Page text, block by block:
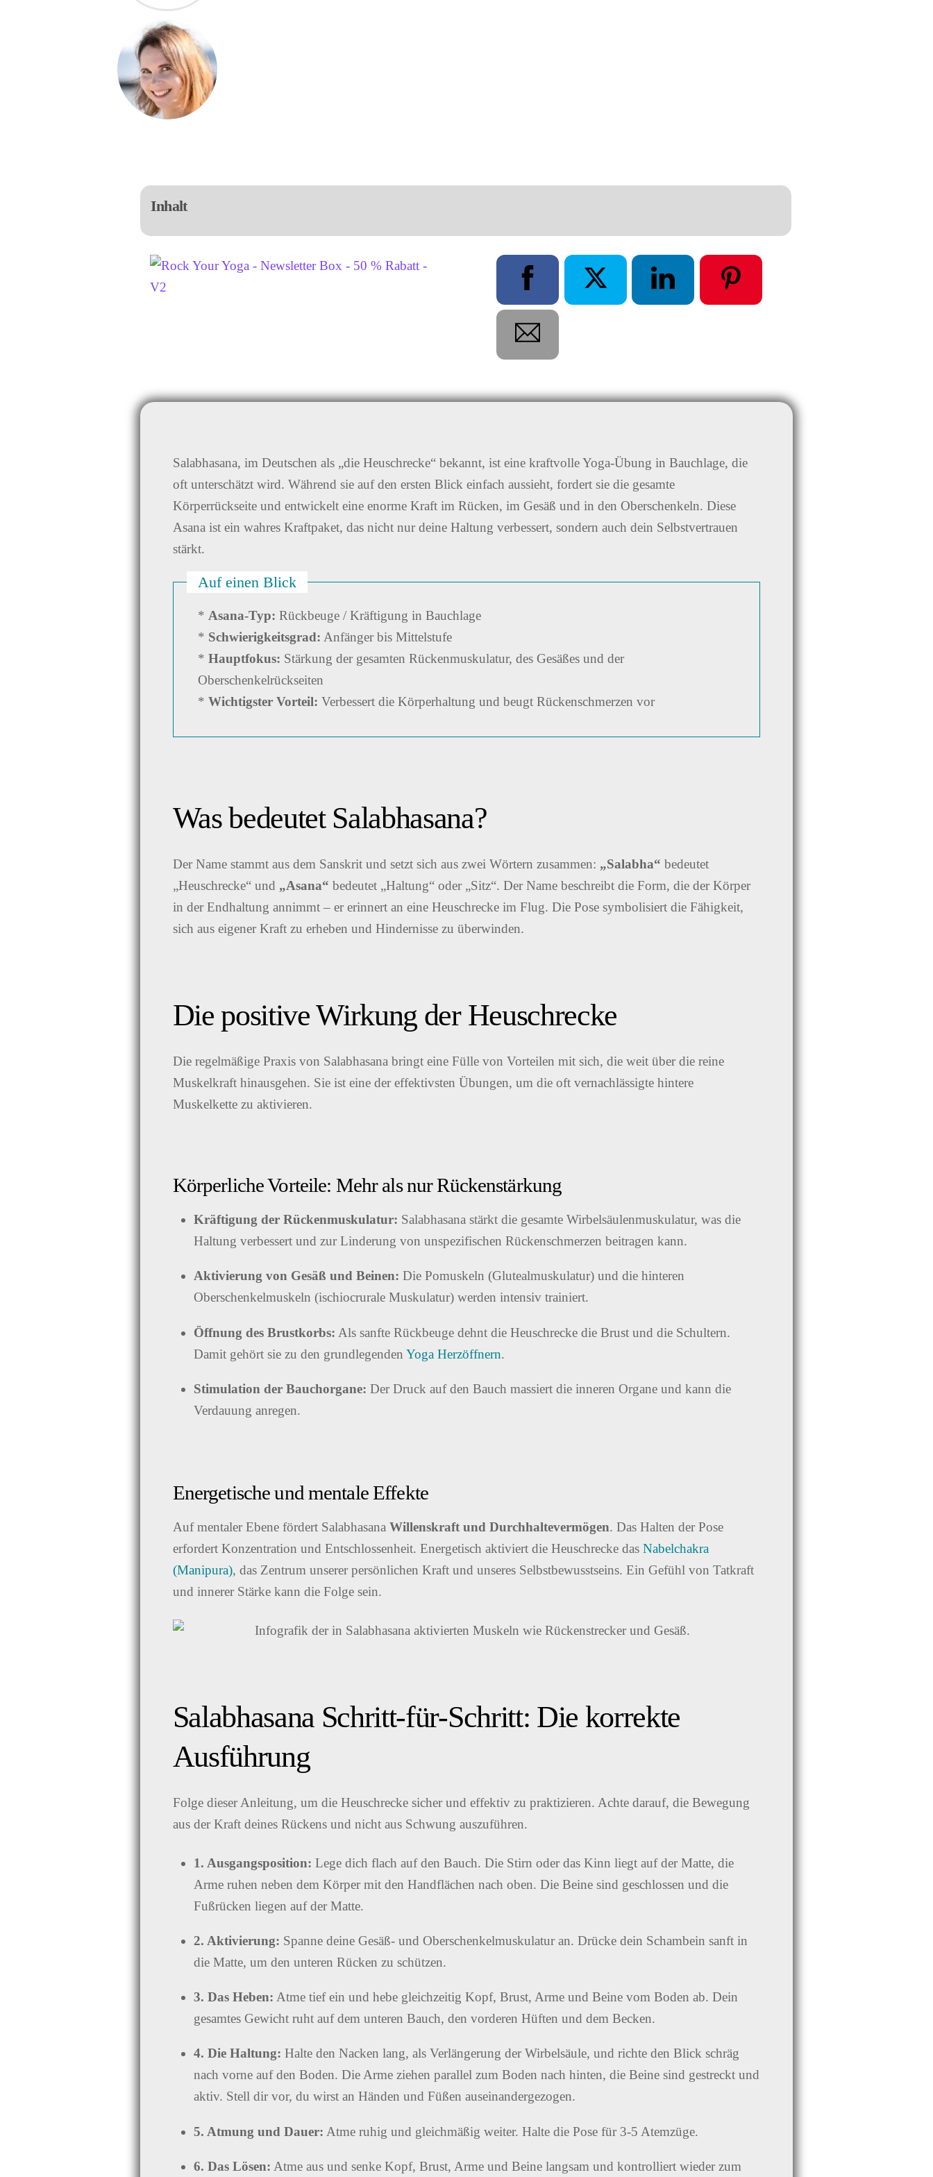
Inhalt
Salabhasana, im Deutschen als „die Heuschrecke“ bekannt, ist eine kraftvolle Yoga-Übung in Bauchlage, die
oft unterschätzt wird. Während sie auf den ersten Blick einfach aussieht, fordert sie die gesamte
Körperrückseite und entwickelt eine enorme Kraft im Rücken, im Gesäß und in den Oberschenkeln. Diese
Asana ist ein wahres Kraftpaket, das nicht nur deine Haltung verbessert, sondern auch dein Selbstvertrauen
stärkt.
Auf einen Blick
* Asana-Typ: Rückbeuge / Kräftigung in Bauchlage
* Schwierigkeitsgrad: Anfänger bis Mittelstufe
* Hauptfokus: Stärkung der gesamten Rückenmuskulatur, des Gesäßes und der
Oberschenkelrückseiten
* Wichtigster Vorteil: Verbessert die Körperhaltung und beugt Rückenschmerzen vor
Was bedeutet Salabhasana?
Der Name stammt aus dem Sanskrit und setzt sich aus zwei Wörtern zusammen: „Salabha“ bedeutet
„Heuschrecke“ und „Asana“ bedeutet „Haltung“ oder „Sitz“. Der Name beschreibt die Form, die der Körper
in der Endhaltung annimmt – er erinnert an eine Heuschrecke im Flug. Die Pose symbolisiert die Fähigkeit,
sich aus eigener Kraft zu erheben und Hindernisse zu überwinden.
Die positive Wirkung der Heuschrecke
Die regelmäßige Praxis von Salabhasana bringt eine Fülle von Vorteilen mit sich, die weit über die reine
Muskelkraft hinausgehen. Sie ist eine der effektivsten Übungen, um die oft vernachlässigte hintere
Muskelkette zu aktivieren.
Körperliche Vorteile: Mehr als nur Rückenstärkung
Kräftigung der Rückenmuskulatur: Salabhasana stärkt die gesamte Wirbelsäulenmuskulatur, was die
Haltung verbessert und zur Linderung von unspezifischen Rückenschmerzen beitragen kann.
Aktivierung von Gesäß und Beinen: Die Pomuskeln (Glutealmuskulatur) und die hinteren
Oberschenkelmuskeln (ischiocrurale Muskulatur) werden intensiv trainiert.
Öffnung des Brustkorbs: Als sanfte Rückbeuge dehnt die Heuschrecke die Brust und die Schultern.
Damit gehört sie zu den grundlegendenYoga Herzöffnern.
Stimulation der Bauchorgane: Der Druck auf den Bauch massiert die inneren Organe und kann die
Verdauung anregen.
Energetische und mentale Effekte
Auf mentaler Ebene fördert Salabhasana Willenskraft und Durchhaltevermögen. Das Halten der Pose
erfordert Konzentration und Entschlossenheit. Energetisch aktiviert die Heuschrecke das Nabelchakra
(Manipura), das Zentrum unserer persönlichen Kraft und unseres Selbstbewusstseins. Ein Gefühl von Tatkraft
und innerer Stärke kann die Folge sein.
Salabhasana Schritt-für-Schritt: Die korrekte
Ausführung
Folge dieser Anleitung, um die Heuschrecke sicher und effektiv zu praktizieren. Achte darauf, die Bewegung
aus der Kraft deines Rückens und nicht aus Schwung auszuführen.
1. Ausgangsposition: Lege dich flach auf den Bauch. Die Stirn oder das Kinn liegt auf der Matte, die
Arme ruhen neben dem Körper mit den Handflächen nach oben. Die Beine sind geschlossen und die
Fußrücken liegen auf der Matte.
2. Aktivierung: Spanne deine Gesäß- und Oberschenkelmuskulatur an. Drücke dein Schambein sanft in
die Matte, um den unteren Rücken zu schützen.
3. Das Heben: Atme tief ein und hebe gleichzeitig Kopf, Brust, Arme und Beine vom Boden ab. Dein
gesamtes Gewicht ruht auf dem unteren Bauch, den vorderen Hüften und dem Becken.
4. Die Haltung: Halte den Nacken lang, als Verlängerung der Wirbelsäule, und richte den Blick schräg
nach vorne auf den Boden. Die Arme ziehen parallel zum Boden nach hinten, die Beine sind gestreckt und
aktiv. Stell dir vor, du wirst an Händen und Füßen auseinandergezogen.
5. Atmung und Dauer: Atme ruhig und gleichmäßig weiter. Halte die Pose für 3-5 Atemzüge.
6. Das Lösen: Atme aus und senke Kopf, Brust, Arme und Beine langsam und kontrolliert wieder zum